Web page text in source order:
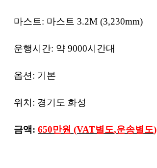
마스트: 마스트 3.2M (3,230mm)
운행시간: 약 9000시간대
옵션: 기본
위치: 경기도 화성
금액: 650만원 (VAT별도,운송별도)